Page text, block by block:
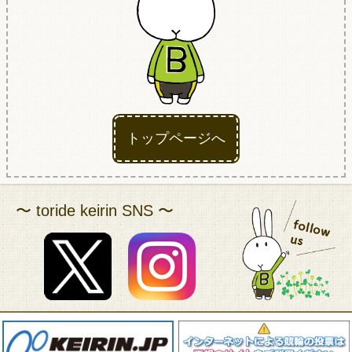
アクセス
トップページへ
〜 toride keirin SNS 〜